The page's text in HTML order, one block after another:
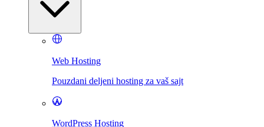
Web Hosting
Pouzdani deljeni hosting za vaš sajt
WordPress Hosting